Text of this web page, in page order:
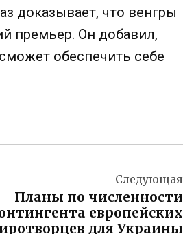
доказывает, что венгры
премьер. Он добавил,
обеспечить себе
Следующая
Планы по численности
европейских
для Украины